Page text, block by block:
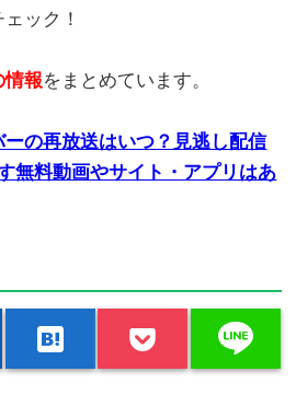
ック！
情報をまとめています。
の再放送はいつ？見逃し配信
無料動画やサイト・アプリはあ
hatenabookmark line